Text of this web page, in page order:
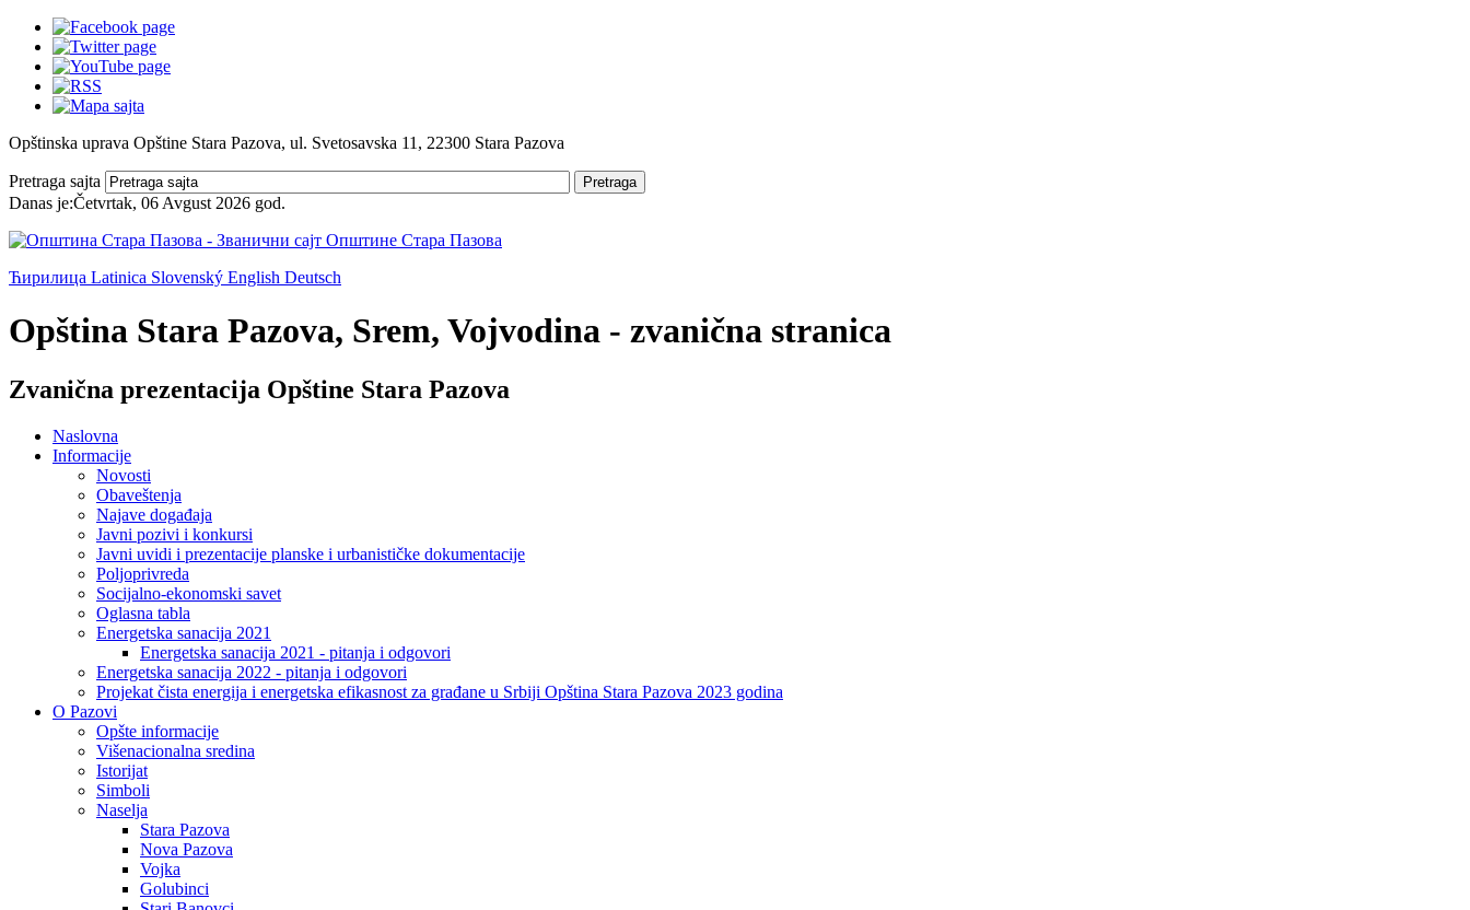
Opštinska uprava Opštine Stara Pazova, ul. Svetosavska 11, 22300 Stara Pazova
Pretraga sajta Pretraga
Danas je:Četvrtak, 06 Avgust 2026 god.
Ћирилица Latinica Slovenský English Deutsch
Opština Stara Pazova, Srem, Vojvodina - zvanična stranica
Zvanična prezentacija Opštine Stara Pazova
Naslovna
Informacije
Novosti
Obaveštenja
Najave događaja
Javni pozivi i konkursi
Javni uvidi i prezentacije planske i urbanističke dokumentacije
Poljoprivreda
Socijalno-ekonomski savet
Oglasna tabla
Energetska sanacija 2021
Energetska sanacija 2021 - pitanja i odgovori
Energetska sanacija 2022 - pitanja i odgovori
Projekat čista energija i energetska efikasnost za građane u Srbiji Opština Stara Pazova 2023 godina
O Pazovi
Opšte informacije
Višenacionalna sredina
Istorijat
Simboli
Naselja
Stara Pazova
Nova Pazova
Vojka
Golubinci